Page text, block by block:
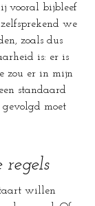
vooral bijbleef
we
zoals dus
is: er is
zou er in mijn
standaard
moet
regels
willen